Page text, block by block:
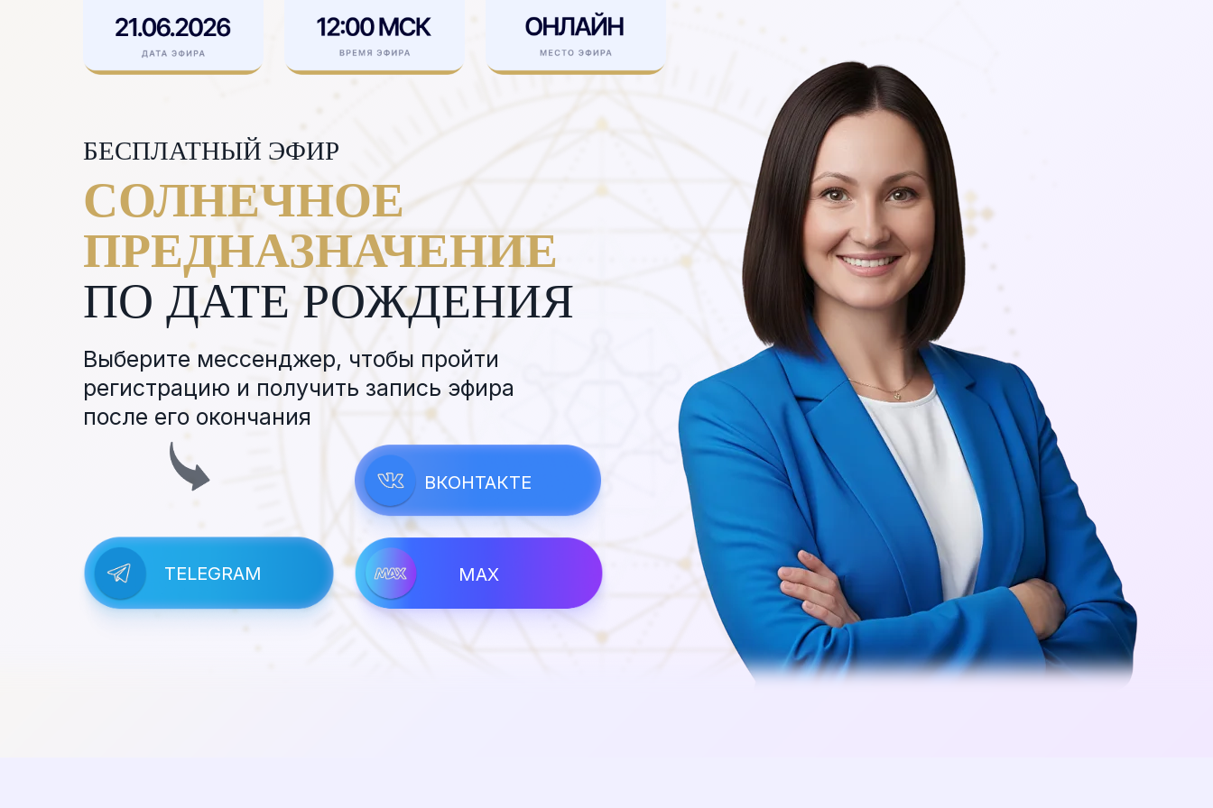
СОЛНЕЧНОЕ
ПРЕДНАЗНАЧЕНИЕ
ПО ДАТЕ РОЖДЕНИЯ
БЕСПЛАТНЫЙ ЭФИР
Выберите мессенджер, чтобы пройти
регистрацию и получить запись эфира
после его окончания
TELEGRAM
ВКОНТАКТЕ
MAX